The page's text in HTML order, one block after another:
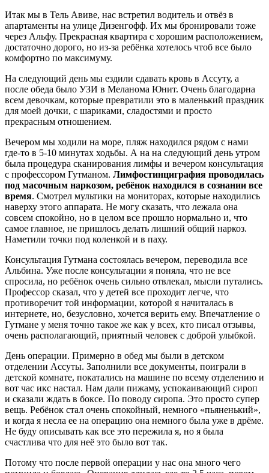
Итак мы в Тель Авиве, нас встретил водитель и отвёз в
апартаменты на улице Дизенгофф. Их мы бронировали тоже
через Альфу. Прекрасная квартира с хорошим расположением,
достаточно дорого, но из-за ребёнка хотелось чтоб все было
комфортно по максимуму.
На следующий день мы ездили сдавать кровь в Ассуту, а
после обеда было УЗИ в Меланома Юнит. Очень благодарна
всем девочкам, которые превратили это в маленький праздник
для моей дочки, с шариками, сладостями и просто
прекрасным отношением.
Вечером мы ходили на море, пляж находился рядом с нами
где-то в 5-10 минутах ходьбы. А на на следующий день утром
была процедура сканирования лимфы и вечером консультация
с профессором Гутманом. Лимфостинциграфия проводилась
под масочным наркозом, ребёнок находился в сознании все
время. Смотрел мультики на мониторах, которые находились
наверху этого аппарата. Не могу сказать, что лежала она
совсем спокойно, но в целом все прошло нормально и, что
самое главное, не пришлось делать лишний общий наркоз.
Наметили точки под коленкой и в паху.
Консультация Гутмана состоялась вечером, переводила все
Альбина. Уже после консультации я поняла, что не все
спросила, но ребёнок очень сильно отвлекал, мысли путались.
Профессор сказал, что у детей все проходит легче, что
противоречит той информации, которой я начиталась в
интернете, но, безусловно, хочется верить ему. Впечатление о
Гутмане у меня точно такое же как у всех, кто писал отзывы,
очень располагающий, приятный человек с доброй улыбкой.
День операции. Примерно в обед мы были в детском
отделении Ассуты. Заполнили все документы, поиграли в
детской комнате, покатались на машине по всему отделению и
вот час икс настал. Нам дали пижаму, успокаивающий сироп
и сказали ждать в боксе. По поводу сиропа. Это просто супер
вещь. Ребёнок стал очень спокойный, немного «пьяненький»,
и когда я несла ее на операцию она немного была уже в дрёме.
Не буду описывать как все это пережила я, но я была
счастлива что для неё это было вот так.
Потому что после первой операции у нас она много чего